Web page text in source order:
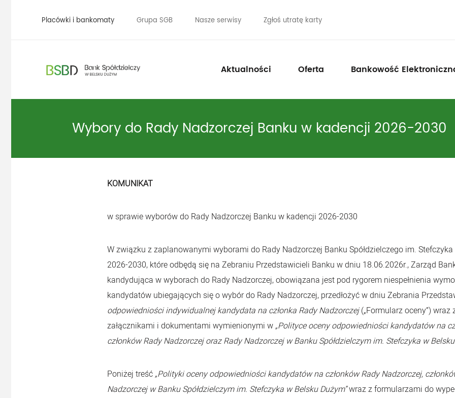
Placówki i bankomaty Grupa SGB Nasze serwisy Zgłoś utratę karty
Aktualności Oferta Bankowość
Wybory do Rady Nadzorczej Banku w kadencji 2026-2030
KOMUNIKAT
w sprawie wyborów do Rady Nadzorczej Banku w kadencji 2026-2030
W związku z zaplanowanymi wyborami do Rady Nadzorczej Banku Spółdzielczego im.
2026-2030, które odbędą się na Zebraniu Przedstawicieli Banku w dniu 18.06.2026r., Zarząd
kandydująca w wyborach do Rady Nadzorczej, obowiązana jest pod rygorem niespełnienia
kandydatów ubiegających się o wybór do Rady Nadzorczej, przedłożyć w dniu Zebrania
odpowiedniości indywidualnej kandydata na członka Rady Nadzorczej(„Formularz oceny”)
załącznikami i dokumentami wymienionymi w „Polityce oceny odpowiedniości kandydatów na
członków Rady Nadzorczej oraz Rady Nadzorczej w Banku Spółdzielczym im. Stefczyka w
Poniżej treść „Polityki oceny odpowiedniości kandydatów na członków Rady Nadzorczej,
Nadzorczej w Banku Spółdzielczym im. Stefczyka w Belsku Dużym”wraz z formularzami do